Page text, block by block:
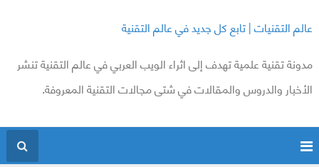
عالم التقنيات | تابع كل جديد في عالم التقنية
مدونة تقنية علمية تهدف إلى اثراء الويب العربي في عالم التقنية تنشر
الأخبار والدروس والمقالات في شتى مجالات التقنية المعروفة.